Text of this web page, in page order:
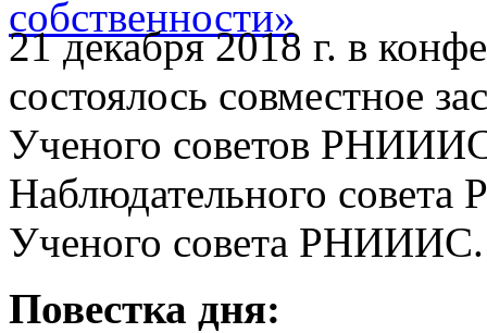
21 декабря 2018 г. в
состоялось совместное
Ученого советов
Наблюдательного
Ученого совета РНИИИС.
Повестка дня: